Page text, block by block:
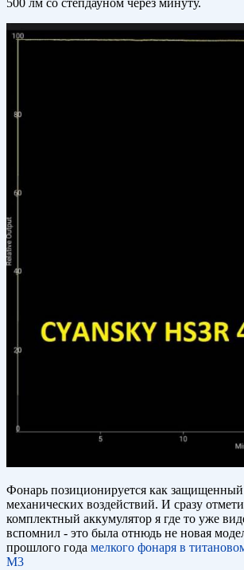
500 лм со степдауном через минуту.
Фонарь позиционируется как защищенный
механических воздействий. И сразу
комплектный аккумулятор я где то уже
вспомнил - это была отнюдь не новая
прошлого года мелкого фонаря в
M3